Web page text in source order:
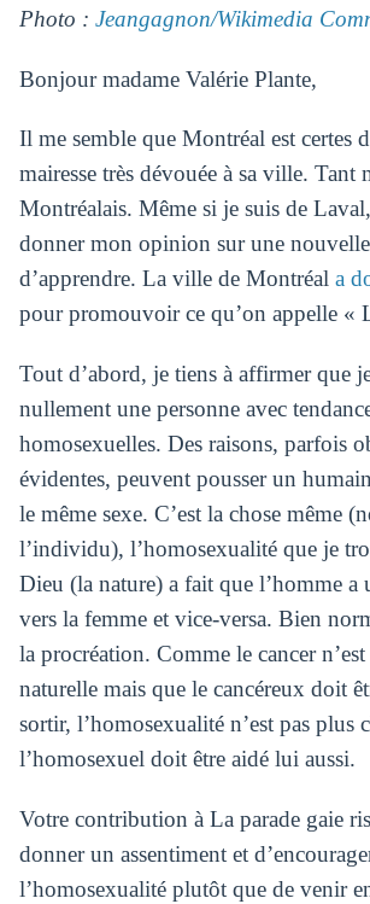
Photo : Jeangagnon/Wikimedia
Bonjour madame Valérie Plante,
Il me semble que Montréal est certes
mairesse très dévouée à sa ville. Tant
Montréalais. Même si je suis de
donner mon opinion sur une
d’apprendre. La ville de Montréal a
pour promouvoir ce qu’on appelle «
Tout d’abord, je tiens à affirmer que
nullement une personne avec
homosexuelles. Des raisons, parfois
évidentes, peuvent pousser un
le même sexe. C’est la chose même
l’individu), l’homosexualité que je
Dieu (la nature) a fait que l’homme a
vers la femme et vice-versa. Bien
la procréation. Comme le cancer n’est
naturelle mais que le cancéreux doit
sortir, l’homosexualité n’est pas plus
l’homosexuel doit être aidé lui aussi.
Votre contribution à La parade gaie
donner un assentiment et
l’homosexualité plutôt que de venir